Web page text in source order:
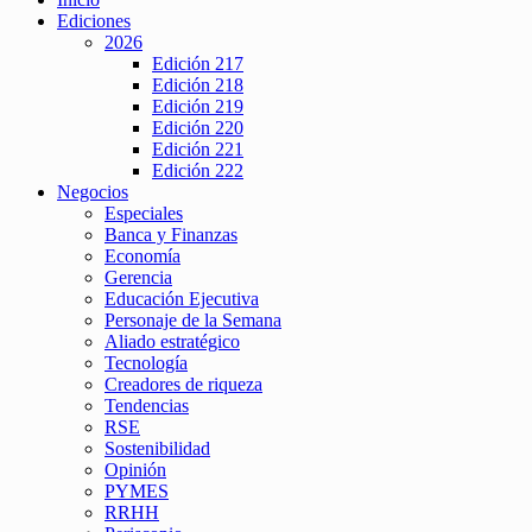
Ediciones
2026
Edición 217
Edición 218
Edición 219
Edición 220
Edición 221
Edición 222
Negocios
Especiales
Banca y Finanzas
Economía
Gerencia
Educación Ejecutiva
Personaje de la Semana
Aliado estratégico
Tecnología
Creadores de riqueza
Tendencias
RSE
Sostenibilidad
Opinión
PYMES
RRHH